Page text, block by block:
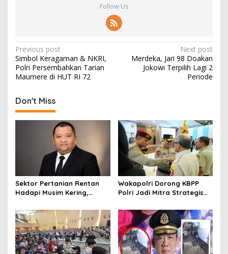
Follow Us
P
o
s
t
n
a
a
t
i
o
n
Previous post
Simbol Keragaman & NKRI,
Polri Persembahkan Tarian
Maumere di HUT RI 72
Next post
Merdeka, Jari 98 Doakan
Jokowi Terpilih Lagi 2
Periode
Don't Miss
Sektor Pertanian Rentan
Hadapi Musim Kering,
Jadi Solusi
Wakapolri Dorong KBPP
Polri Jadi Mitra Strategis